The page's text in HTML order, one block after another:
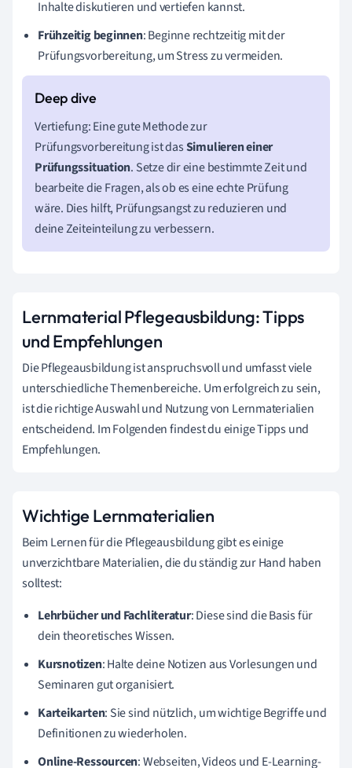
Inhalte diskutieren und vertiefen kannst.
Frühzeitig beginnen: Beginne rechtzeitig mit der
Prüfungsvorbereitung, um Stress zu vermeiden.
Vertiefung: Eine gute Methode zur
Prüfungsvorbereitung ist dasSimulieren einer
Prüfungssituation. Setze dir eine bestimmte Zeit und
bearbeite die Fragen, als ob es eine echte Prüfung
wäre. Dies hilft, Prüfungsangst zu reduzieren und
deine Zeiteinteilung zu verbessern.
Lernmaterial Pflegeausbildung: Tipps
und Empfehlungen
Die Pflegeausbildung ist anspruchsvoll und umfasst viele
unterschiedliche Themenbereiche. Um erfolgreich zu sein,
ist die richtige Auswahl und Nutzung von Lernmaterialien
entscheidend. Im Folgenden findest du einige Tipps und
Empfehlungen.
Wichtige Lernmaterialien
Beim Lernen für die Pflegeausbildung gibt es einige
unverzichtbare Materialien, die du ständig zur Hand haben
solltest:
Lehrbücher und Fachliteratur: Diese sind die Basis für
dein theoretisches Wissen.
Kursnotizen: Halte deine Notizen aus Vorlesungen und
Seminaren gut organisiert.
Karteikarten: Sie sind nützlich, um wichtige Begriffe und
Definitionen zu wiederholen.
Online-Ressourcen: Webseiten, Videos und E-Learning-